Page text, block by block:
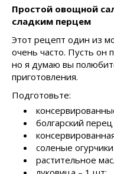
Простой овощной
сладким перцем
Этот рецепт один из
очень часто. Пусть он
но я думаю вы
приготовления.
Подготовьте:
болгарский
соленые
растительное